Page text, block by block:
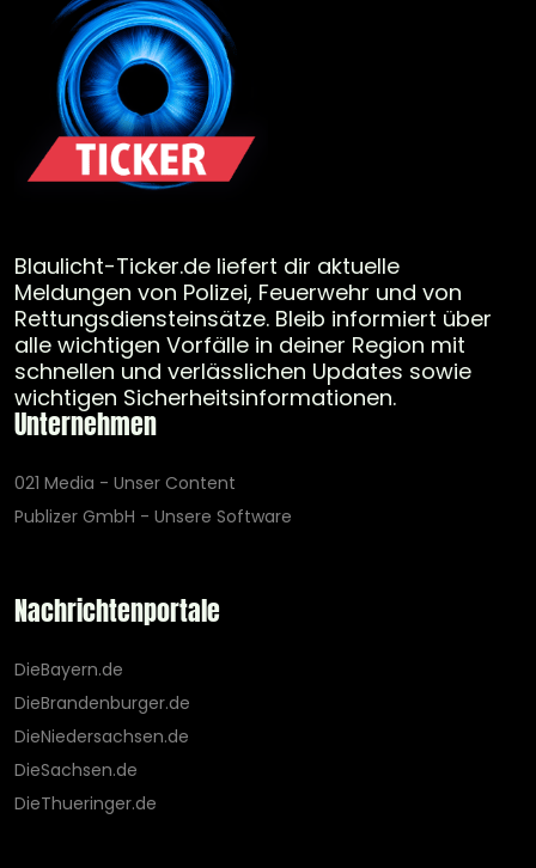
Blaulicht-Ticker.de liefert dir aktuelle
Meldungen von Polizei, Feuerwehr und von
Rettungsdiensteinsätze. Bleib informiert über
alle wichtigen Vorfälle in deiner Region mit
schnellen und verlässlichen Updates sowie
wichtigen Sicherheitsinformationen.
Unternehmen
021 Media - Unser Content
Publizer GmbH - Unsere Software
Nachrichtenportale
DieBayern.de
DieBrandenburger.de
DieNiedersachsen.de
DieSachsen.de
DieThueringer.de